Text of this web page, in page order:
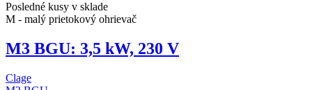
Posledné kusy v sklade
M - malý prietokový ohrievač
M3 BGU: 3,5 kW, 230 V
Clage